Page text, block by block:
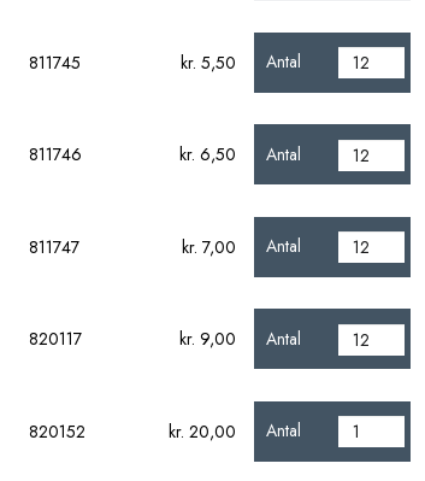
811745 kr. 5,50 Antal
811746 kr. 6,50 Antal
811747 kr. 7,00 Antal
820117 kr. 9,00 Antal
820152 kr. 20,00 Antal